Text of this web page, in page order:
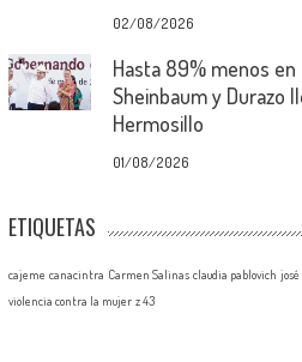
02/08/2026
Hasta 89% menos
Sheinbaum y Durazo
Hermosillo
01/08/2026
ETIQUETAS
cajeme canacintra Carmen Salinas claudia pablovich josé
violencia contra la mujer z 43